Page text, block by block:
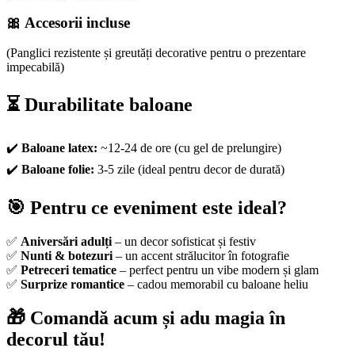
🎀 Accesorii incluse
(Panglici rezistente și greutăți decorative pentru o prezentare
impecabilă)
⏳ Durabilitate baloane
✔️ Baloane latex: ~12-24 de ore (cu gel de prelungire)
✔️ Baloane folie: 3-5 zile (ideal pentru decor de durată)
🎯 Pentru ce eveniment este ideal?
✅ Aniversări adulți – un decor sofisticat și festiv
✅ Nunti & botezuri – un accent strălucitor în fotografie
✅ Petreceri tematice – perfect pentru un vibe modern și glam
✅ Surprize romantice – cadou memorabil cu baloane heliu
🎁 Comandă acum și adu magia în
decorul tău!